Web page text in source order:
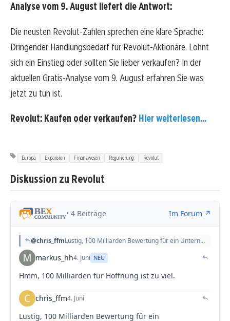
Analyse vom 9. August liefert die Antwort:
Die neusten Revolut-Zahlen sprechen eine klare Sprache:
Dringender Handlungsbedarf für Revolut-Aktionäre. Lohnt
sich ein Einstieg oder sollten Sie lieber verkaufen? In der
aktuellen Gratis-Analyse vom 9. August erfahren Sie was
jetzt zu tun ist.
Revolut: Kaufen oder verkaufen? Hier weiterlesen...
Europa Expansion Finanzwesen Regulierung Revolut
Diskussion zu Revolut